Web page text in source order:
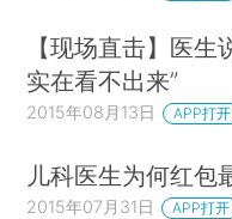
【现场直击】医生
实在看不出来”
2015年08月13日 APP打开
儿科医生为何红包
2015年07月31日 APP打开